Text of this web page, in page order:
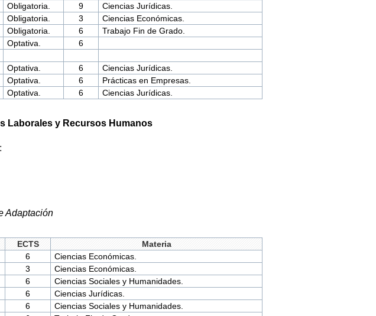
Obligatoria. 9
Ciencias Jurídicas.
Obligatoria. 3
Ciencias Económicas.
Obligatoria. 6
Trabajo Fin de Grado.
Optativa.
6
Optativa. 6
Ciencias Jurídicas.
Optativa. 6
Prácticas en Empresas.
Optativa. 6 Ciencias Jurídicas.
Laborales y Recursos Humanos
Adaptación
ECTS
Materia
6
Ciencias Económicas.
3
Ciencias Económicas.
6
Ciencias Sociales y Humanidades.
6
Ciencias Jurídicas.
6
Ciencias Sociales y Humanidades.